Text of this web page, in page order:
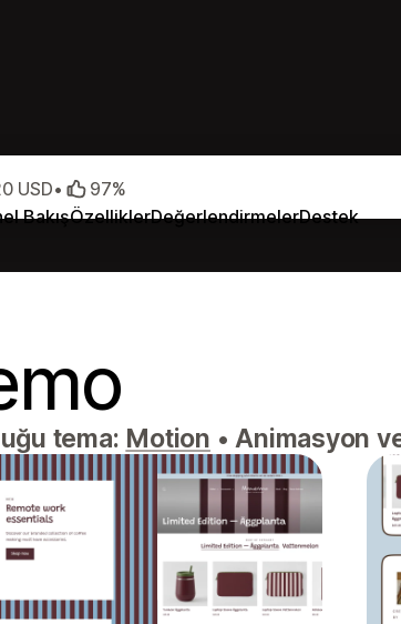
BakışÖzelliklerDeğerlendirmelerDestek
USD• 97%
tema: Motion • Animasyon